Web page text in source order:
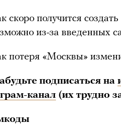
скоро получится
из-за введенных
потеря «Москвы»
подписаться на
канал (их трудно